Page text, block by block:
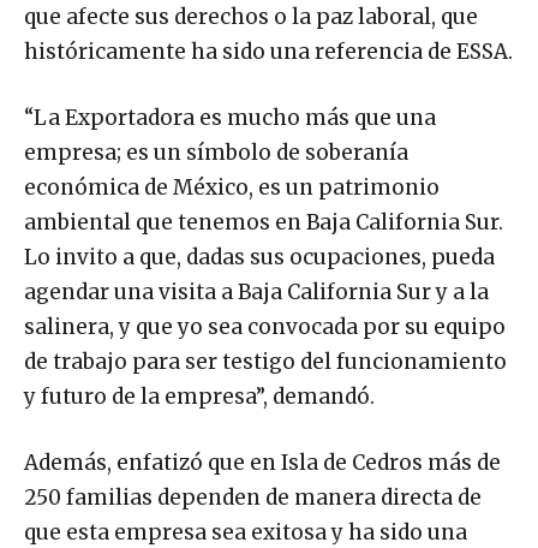
que afecte sus derechos o la paz laboral, que
históricamente ha sido una referencia de ESSA.
“La Exportadora es mucho más que una
empresa; es un símbolo de soberanía
económica de México, es un patrimonio
ambiental que tenemos en Baja California Sur.
Lo invito a que, dadas sus ocupaciones, pueda
agendar una visita a Baja California Sur y a la
salinera, y que yo sea convocada por su equipo
de trabajo para ser testigo del funcionamiento
y futuro de la empresa”, demandó.
Además, enfatizó que en Isla de Cedros más de
250 familias dependen de manera directa de
que esta empresa sea exitosa y ha sido una